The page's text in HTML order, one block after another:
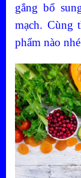
gắng bổ
mạch. Cùng
phẩm nào